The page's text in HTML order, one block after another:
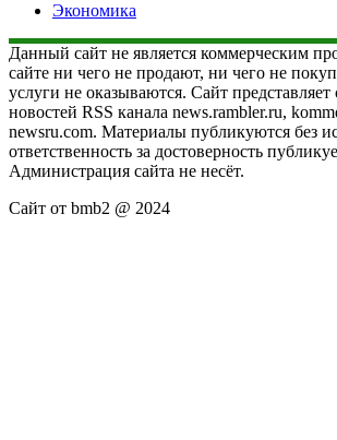
Экономика
Данный сайт не является коммерческим
сайте ни чего не продают, ни чего не
услуги не оказываются. Сайт представляет
новостей RSS канала news.rambler.ru,
newsru.com. Материалы публикуются без
ответственность за достоверность
Администрация сайта не несёт.
Сайт от bmb2 @ 2024